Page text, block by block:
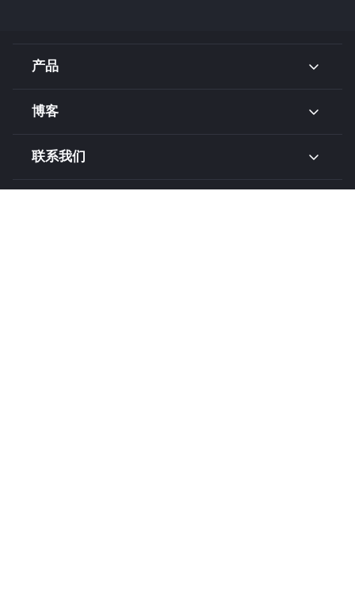
产品
博客
联系我们